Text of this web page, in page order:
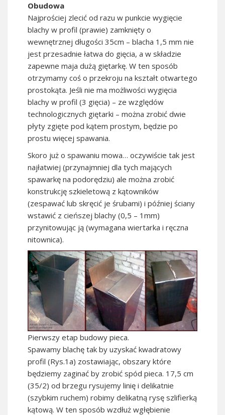
Obudowa
Najprościej zlecić od razu w punkcie wygięcie
blachy w profil (prawie) zamknięty o
wewnętrznej długości 35cm – blacha 1,5 mm nie
jest przesadnie łatwa do gięcia, a w składzie
zapewne maja dużą giętarkę. W ten sposób
otrzymamy coś o przekroju na kształt otwartego
prostokąta. Jeśli nie ma możliwości wygięcia
blachy w profil (3 gięcia) – ze względów
technologicznych giętarki – można zrobić dwie
płyty zgięte pod kątem prostym, będzie po
prostu więcej spawania.
Skoro już o spawaniu mowa… oczywiście tak jest
najłatwiej (przynajmniej dla tych mających
spawarkę na podorędziu) ale można zrobić
konstrukcję szkieletową z kątowników
(zespawać lub skręcić je śrubami) i później ściany
wstawić z cieńszej blachy (0,5 – 1mm)
przynitowując ją (wymagana wiertarka i ręczna
nitownica).
Pierwszy etap budowy pieca.
Spawamy blachę tak by uzyskać kwadratowy
profil (Rys.1a) zostawiając, obszary które
będziemy zaginać by zrobić spód pieca. 17,5 cm
(35/2) od brzegu rysujemy linię i delikatnie
(szybkim ruchem) robimy delikatną rysę szlifierką
kątową. W ten sposób wzdłuż wgłębienie